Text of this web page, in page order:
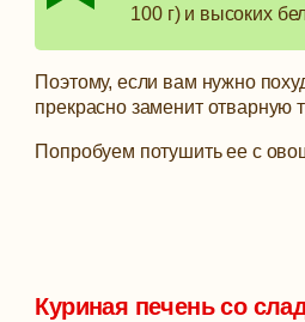
100 г) и высоких
Поэтому, если вам нужно
прекрасно заменит отварную
Попробуем потушить ее с
Куриная печень со